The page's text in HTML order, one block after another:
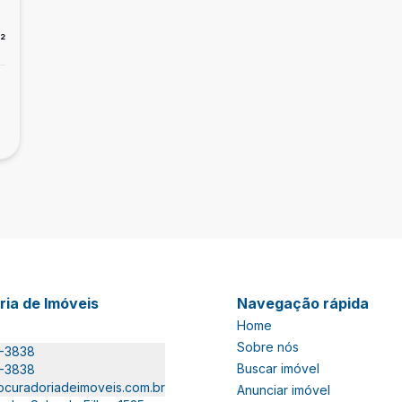
de Imóveis
3838
Navegação rápida
Home
Sobre nós
Buscar imóvel
Anunciar imóvel